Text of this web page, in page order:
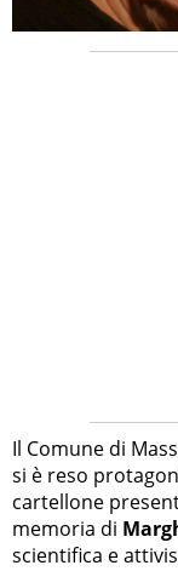
Il Comune di
si è reso
cartellone
memoria di
scientifica e